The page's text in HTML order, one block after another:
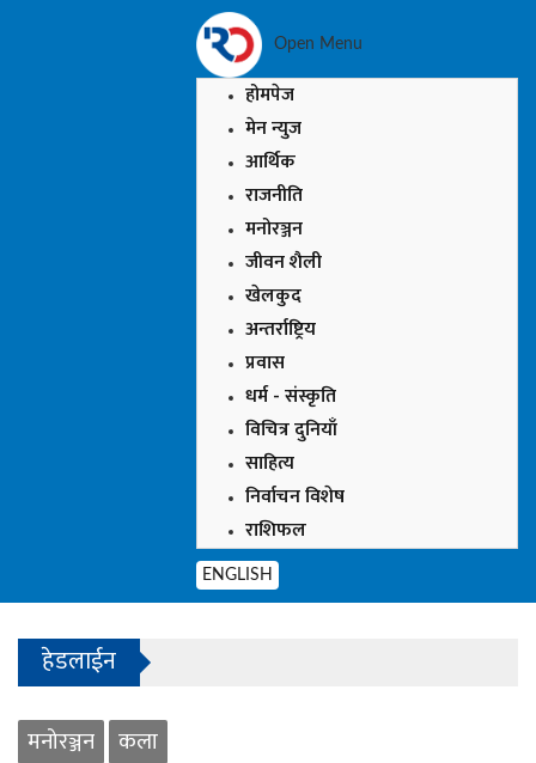
Open Menu
होमपेज
मेन न्युज
आर्थिक
राजनीति
मनोरञ्जन
जीवन शैली
खेलकुद
अन्तर्राष्ट्रिय
प्रवास
धर्म - संस्कृति
विचित्र दुनियाँ
साहित्य
निर्वाचन विशेष
राशिफल
ENGLISH
हेडलाईन
- काठमाडौंको बाँसबारीमा खुल्यो अत्याधुनिक इभेन्ट
मनोरञ्जन कला